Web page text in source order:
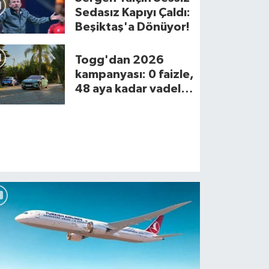
Özel Çağdaş Okulları’nda
Sedasız Kapıyı Çaldı:
Beşiktaş'a Dönüyor!
Togg'dan 2026
kampanyası: 0 faizle,
48 aya kadar vadeli